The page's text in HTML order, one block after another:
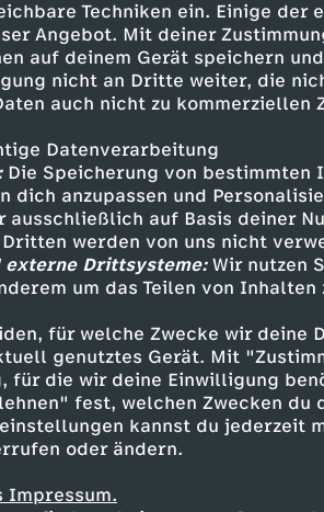
Techniken ein. Einige der
Angebot. Mit deiner
auf deinem Gerät speichern
nicht an Dritte weiter, die
auch nicht zu kommerziellen
Datenverarbeitung
Die Speicherung von bestimmten
dich anzupassen und
auf Basis deiner
werden von uns nicht
externe Drittsysteme:Wir nutzen
um das Teilen von Inhalten
für welche Zwecke wir deine
genutztes Gerät. Mit
für die wir deine Einwilligung
fest, welchen Zwecken du
kannst du jederzeit
oder ändern.
Impressum.
Inhalte entdecken
Reportage